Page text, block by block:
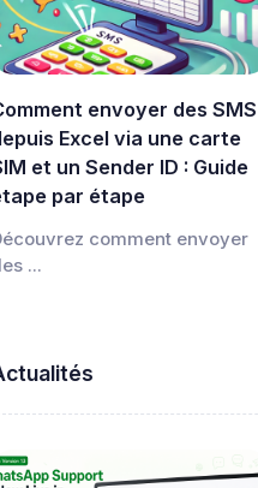
envoyer des SMS
Excel via une carte
et un Sender ID : Guide
par étape
comment envoyer
...